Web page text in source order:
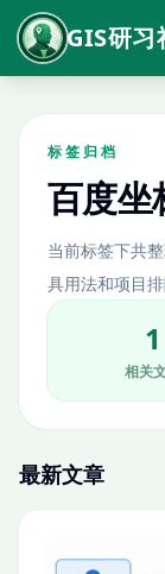
GIS研习
标签归档
百度坐
当前标签下共
具用法和项目排
1
相关
最新文章